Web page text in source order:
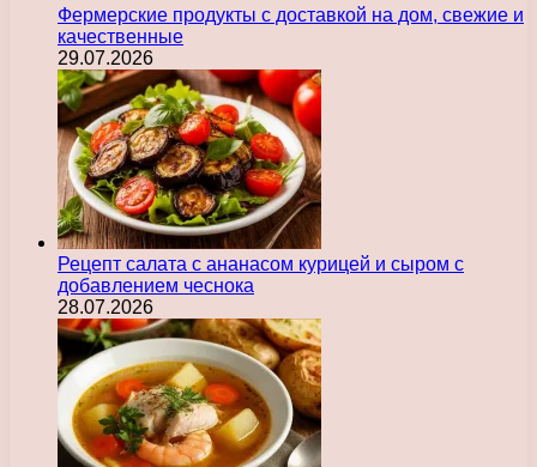
Фермерские продукты с доставкой на дом, свежие и
качественные
29.07.2026
Рецепт салата с ананасом курицей и сыром с
добавлением чеснока
28.07.2026